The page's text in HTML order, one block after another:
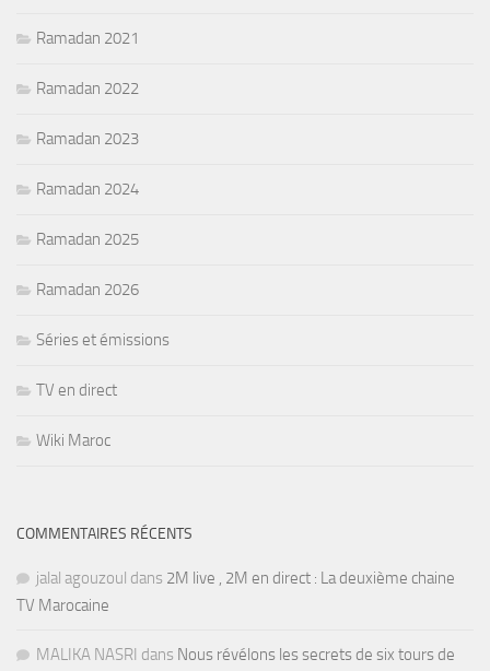
Ramadan 2021
Ramadan 2022
Ramadan 2023
Ramadan 2024
Ramadan 2025
Ramadan 2026
Séries et émissions
TV en direct
Wiki Maroc
COMMENTAIRES RÉCENTS
jalal agouzoul dans 2M live , 2M en direct : La deuxième chaine
TV Marocaine
MALIKA NASRI dans Nous révélons les secrets de six tours de